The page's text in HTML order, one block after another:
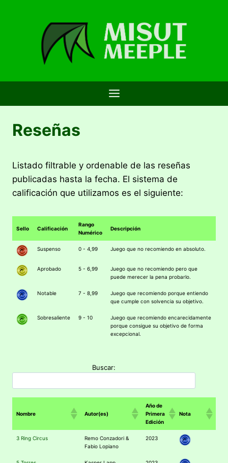
Reseñas
Listado filtrable y ordenable de las reseñas
publicadas hasta la fecha. El sistema de
calificación que utilizamos es el siguiente:
Sello Calificación
Rango
Numérico
Descripción
Suspenso 0 - 4,99 Juego que no recomiendo en absoluto.
Aprobado 5 - 6,99
Juego que no recomiendo pero que
puede merecer la pena probarlo.
Notable 7 - 8,99
Juego que recomiendo porque entiendo
que cumple con solvencia su objetivo.
Sobresaliente 9 - 10
Juego que recomiendo encarecidamente
porque consigue su objetivo de forma
excepcional.
Buscar:
Nombre Autor(es)
Año de
Primera
Edición
Nota
3 Ring Circus
Remo Conzadori &
Fabio Lopiano
2023